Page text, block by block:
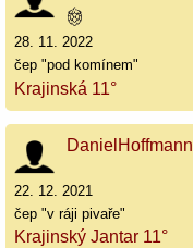
28. 11. 2022
čep "pod komínem"
Krajinská 11°
DanielHoffmann
22. 12. 2021
čep "v ráji pivaře"
Krajinský Jantar 11°